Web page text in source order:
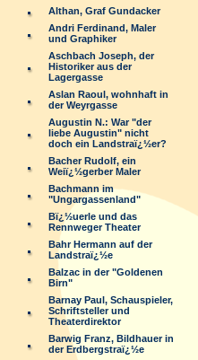
Althan, Graf Gundacker
Andri Ferdinand, Maler
und Graphiker
Aschbach Joseph, der
Historiker aus der
Lagergasse
Aslan Raoul, wohnhaft in
der Weyrgasse
Augustin N.: War "der
liebe Augustin" nicht
doch ein Landstraï¿½er?
Bacher Rudolf, ein
Weiï¿½gerber Maler
Bachmann im
"Ungargassenland"
Bï¿½uerle und das
Rennweger Theater
Bahr Hermann auf der
Landstraï¿½e
Balzac in der "Goldenen
Birn"
Barnay Paul, Schauspieler,
Schriftsteller und
Theaterdirektor
Barwig Franz, Bildhauer in
der Erdbergstraï¿½e